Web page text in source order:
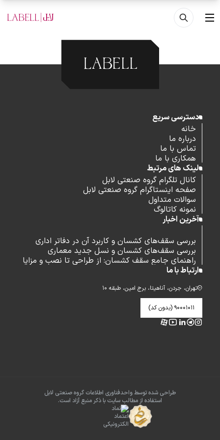
رفتن به محتوای اصلی
منو
دسترسی سریع
خانه
درباره ما
تماس با ما
همکاری با ما
لینک های مرتبط
کانال تلگرام گروه صنعتی لابل
صفحه اینستاگرام گروه صنعتی لابل
سوالات متداول
نمونه کاتالوگ
آخرین اخبار
بررسی سقف‌های کشسان و کاربرد آن در دفاتر اداری
بررسی سقف‌های کشسان و نسل جدید معماری
راهنمای جامع سقف کشسان: از طراحی تا نصب و مزایا
ارتباط با ما
تهران، جردن، آناهیتا، برج امین، طبقه ۱۰
۹۰۰۰۱۰۱۱ (بدون کد)
طراحی شده توسط واحدفناوری اطلاعات گروه صنعتی لابل
استفاده از مطالب سایت با ذکر منبع آزاد است.